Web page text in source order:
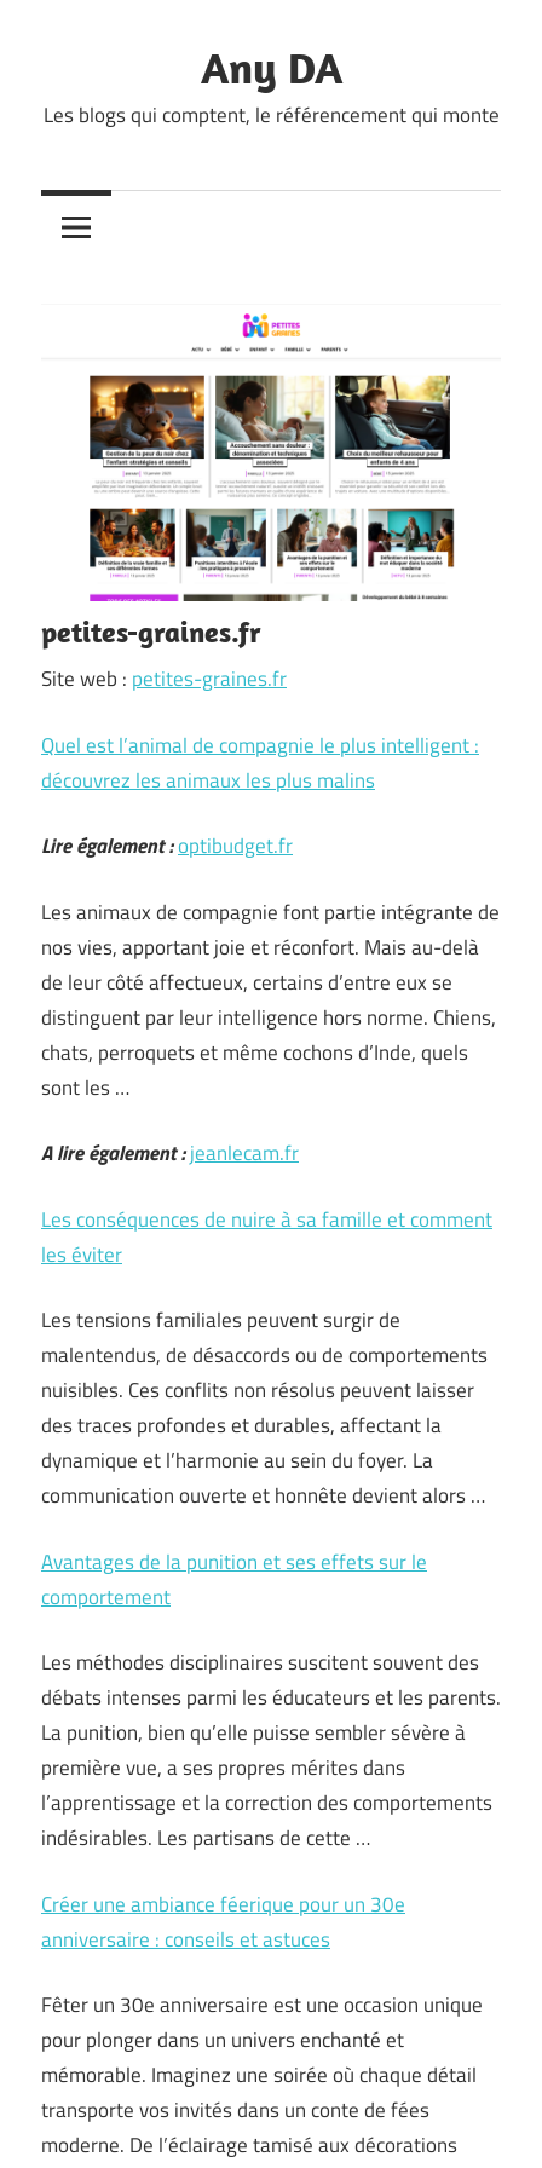
Any DA
Les blogs qui comptent, le référencement qui monte
petites-graines.fr
Site web : petites-graines.fr
Quel est l’animal de compagnie le plus intelligent :
découvrez les animaux les plus malins
Lire également :optibudget.fr
Les animaux de compagnie font partie intégrante de
nos vies, apportant joie et réconfort. Mais au-delà
de leur côté affectueux, certains d’entre eux se
distinguent par leur intelligence hors norme. Chiens,
chats, perroquets et même cochons d’Inde, quels
sont les …
A lire également :jeanlecam.fr
Les conséquences de nuire à sa famille et comment
les éviter
Les tensions familiales peuvent surgir de
malentendus, de désaccords ou de comportements
nuisibles. Ces conflits non résolus peuvent laisser
des traces profondes et durables, affectant la
dynamique et l’harmonie au sein du foyer. La
communication ouverte et honnête devient alors …
Avantages de la punition et ses effets sur le
comportement
Les méthodes disciplinaires suscitent souvent des
débats intenses parmi les éducateurs et les parents.
La punition, bien qu’elle puisse sembler sévère à
première vue, a ses propres mérites dans
l’apprentissage et la correction des comportements
indésirables. Les partisans de cette …
Créer une ambiance féerique pour un 30e
anniversaire : conseils et astuces
Fêter un 30e anniversaire est une occasion unique
pour plonger dans un univers enchanté et
mémorable. Imaginez une soirée où chaque détail
transporte vos invités dans un conte de fées
moderne. De l’éclairage tamisé aux décorations